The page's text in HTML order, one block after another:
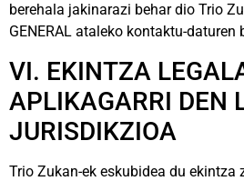
berehala jakinarazi behar dio Trio
GENERAL ataleko kontaktu-daturen
VI. EKINTZA
APLIKAGARRI DEN
JURISDIKZIOA
Trio Zukan-ek eskubidea du ekintza